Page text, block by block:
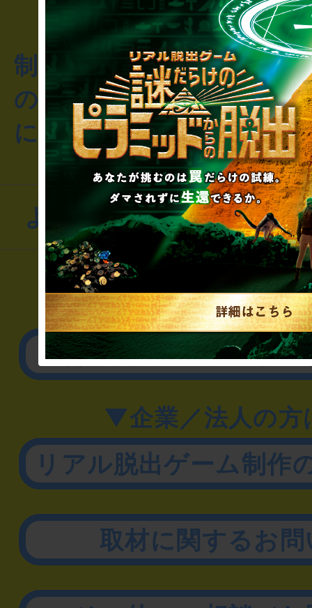
制作のご相談・コラボレ
のお客様からのご質問や
にお問い合わせください
よくあるお問い合わせ
▼一般のお客様
公演内容、チケット
▼企業／法人の方
リアル脱出ゲーム制作
取材に関するお